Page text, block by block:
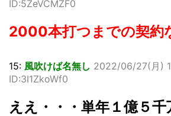
ID:5ZeVCMZF0
2000本打つまでの契約
15: 風吹けば名無し 2022/06/27(月)
ID:3I1ZkoWf0
ええ・・・単年１億５